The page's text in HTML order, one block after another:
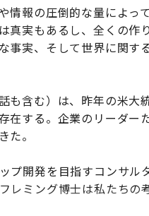
情報の圧倒的な量によっ
真実もあるし、全くの作
事実、そして世界に関す
も含む）は、昨年の米大
在する。企業のリーダー
た。
プ開発を目指すコンサル
レミング博士は私たちの